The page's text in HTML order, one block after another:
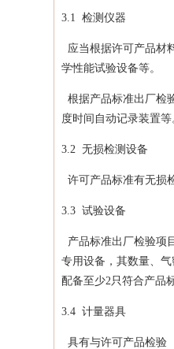
3.1 检测仪器
应当根据许可产品材
学性能试验设备等。
根据产品标准出厂检
度时间自动记录装置等
3.2 无损检测设备
许可产品标准有无损
3.3 试验设备
产品标准出厂检验项
专用设备，其数量、
配备至少2只符合产品
3.4 计量器具
具有与许可产品检验